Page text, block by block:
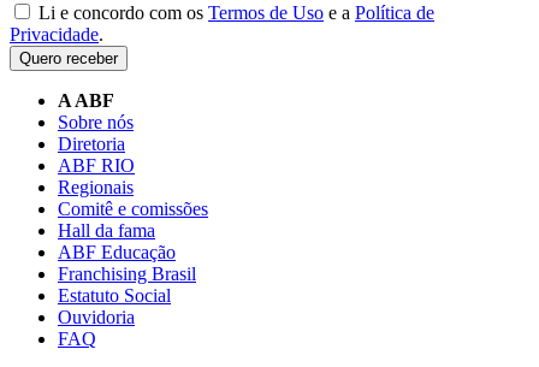
Li e concordo com os Termos de Uso e a Política de
Privacidade.
Quero receber
A ABF
Sobre nós
Diretoria
ABF RIO
Regionais
Comitê e comissões
Hall da fama
ABF Educação
Franchising Brasil
Estatuto Social
Ouvidoria
FAQ